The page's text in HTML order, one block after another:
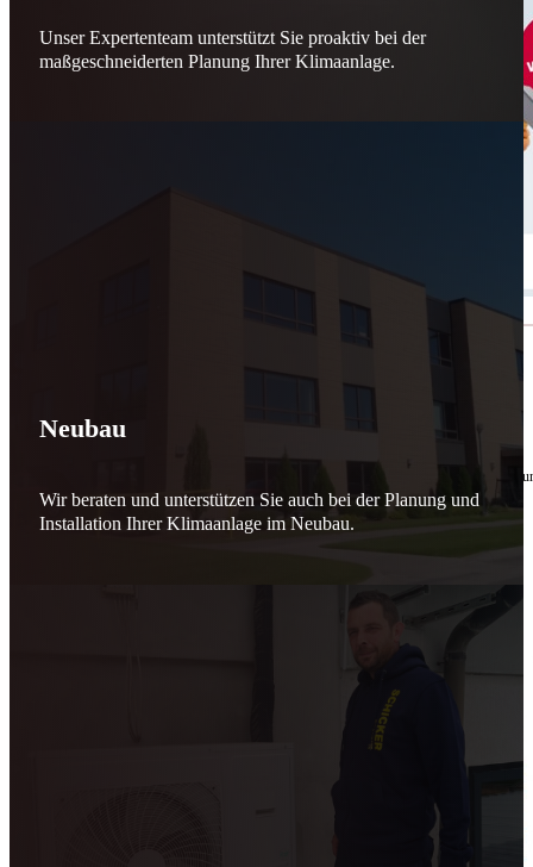
10. Februar 2026
für Sicherheit, Vertrauen
Effizient arbeiten. Ressourcen schonen. Zukunft sichern.
Nicht als Pflicht, sondern aus Überzeugung.
Unser Expertenteam unterstützt Sie proaktiv bei der
maßgeschneiderten Planung Ihrer Klimaanlage.
Neubau
Wir beraten und unterstützen Sie auch bei der Planung und
Installation Ihrer Klimaanlage im Neubau.